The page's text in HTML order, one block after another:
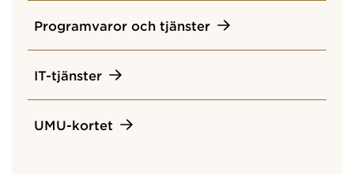
Programvaror och tjänster
IT-tjänster
UMU-kortet